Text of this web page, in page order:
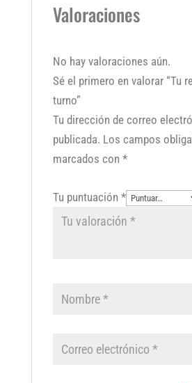
Valoraciones
No hay valoraciones aún.
Sé el primero en valorar “Tu
turno”
Tu dirección de correo
publicada. Los campos
marcados con *
Tu puntuación *